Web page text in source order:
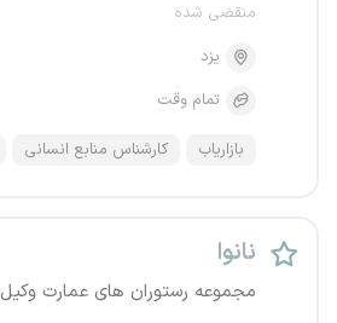
منقضی شده
یزد
تمام وقت
بازاریاب کارشناس منابع انسانی
نانوا
مجموعه رستوران های عمارت وکیل